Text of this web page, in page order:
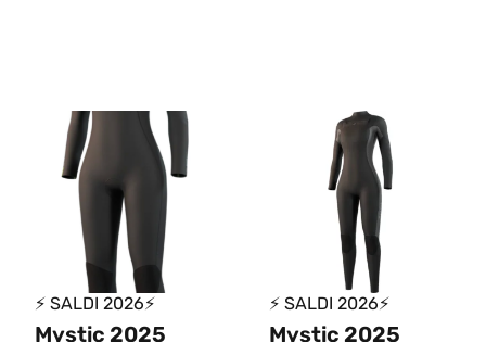
⚡ SALDI 2026⚡
Mystic 2025
⚡ SALDI 2026⚡
Mystic 2025